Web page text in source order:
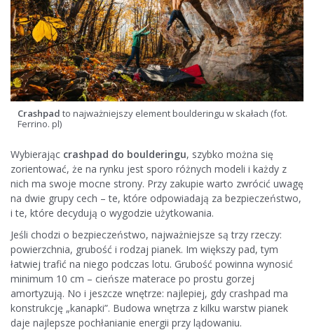
Crashpad to najważniejszy element boulderingu w skałach (fot.
Ferrino. pl)
Wybierając crashpad do boulderingu, szybko można się
zorientować, że na rynku jest sporo różnych modeli i każdy z
nich ma swoje mocne strony. Przy zakupie warto zwrócić uwagę
na dwie grupy cech – te, które odpowiadają za bezpieczeństwo,
i te, które decydują o wygodzie użytkowania.
Jeśli chodzi o bezpieczeństwo, najważniejsze są trzy rzeczy:
powierzchnia, grubość i rodzaj pianek. Im większy pad, tym
łatwiej trafić na niego podczas lotu. Grubość powinna wynosić
minimum 10 cm – cieńsze materace po prostu gorzej
amortyzują. No i jeszcze wnętrze: najlepiej, gdy crashpad ma
konstrukcję „kanapki”. Budowa wnętrza z kilku warstw pianek
daje najlepsze pochłanianie energii przy lądowaniu.